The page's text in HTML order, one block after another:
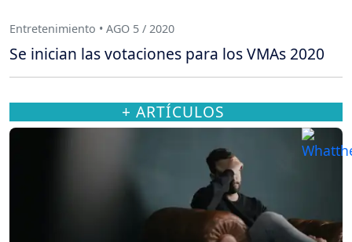
Entretenimiento • AGO 5 / 2020
Se inician las votaciones para los VMAs 2020
+ ARTÍCULOS